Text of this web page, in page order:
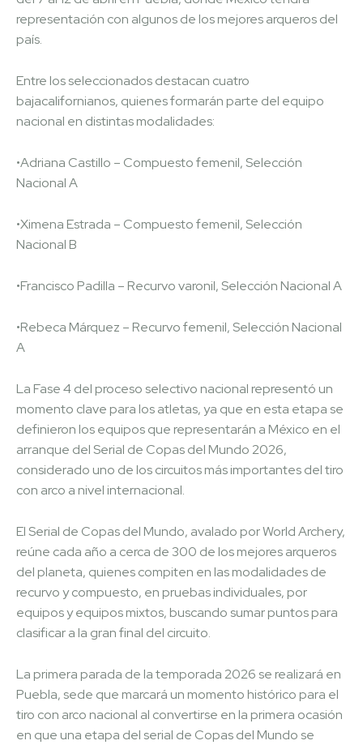
representación con algunos de los mejores arqueros del
país.
Entre los seleccionados destacan cuatro
bajacalifornianos, quienes formarán parte del equipo
nacional en distintas modalidades:
•Adriana Castillo – Compuesto femenil, Selección
Nacional A
•Ximena Estrada – Compuesto femenil, Selección
Nacional B
•Francisco Padilla – Recurvo varonil, Selección Nacional A
•Rebeca Márquez – Recurvo femenil, Selección Nacional
A
La Fase 4 del proceso selectivo nacional representó un
momento clave para los atletas, ya que en esta etapa se
definieron los equipos que representarán a México en el
arranque del Serial de Copas del Mundo 2026,
considerado uno de los circuitos más importantes del tiro
con arco a nivel internacional.
El Serial de Copas del Mundo, avalado por World Archery,
reúne cada año a cerca de 300 de los mejores arqueros
del planeta, quienes compiten en las modalidades de
recurvo y compuesto, en pruebas individuales, por
equipos y equipos mixtos, buscando sumar puntos para
clasificar a la gran final del circuito.
La primera parada de la temporada 2026 se realizará en
Puebla, sede que marcará un momento histórico para el
tiro con arco nacional al convertirse en la primera ocasión
en que una etapa del serial de Copas del Mundo se